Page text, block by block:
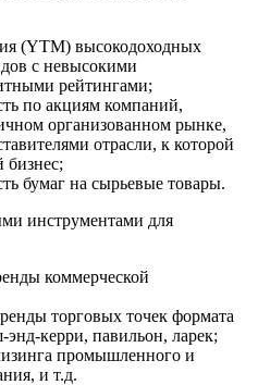
(YTM) высокодоходных
с невысокими
рейтингами;
по акциям компаний,
организованном рынке,
отрасли, к которой
бизнес;
бумаг на сырьевые товары.
инструментами для
коммерческой
торговых точек формата
керри, павильон, ларек;
промышленного и
и т.д.